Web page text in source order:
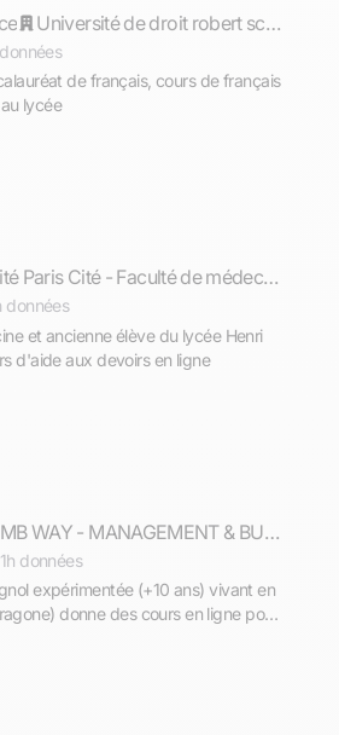
Université de droit robert schuman aix en provence
de français, cours de français
lycée
Université Paris Cité - Faculté de médecine
données
et ancienne élève du lycée Henri
d'aide aux devoirs en ligne
MB WAY - MANAGEMENT & BUSINESS SCHOOL - Mention Bien
données
expérimentée (+10 ans) vivant en
donne des cours en ligne pour